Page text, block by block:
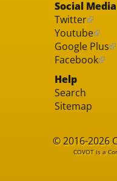
Social Media
Twitter
Youtube
Google Plus
Facebook
Help
Search
Sitemap
© 2016-2026
COVOT is a